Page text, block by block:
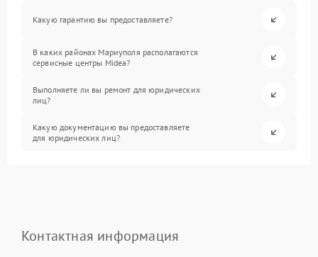
Какую гарантию вы предоставляете?
В каких районах Мариуполя располагаются
сервисные центры Midea?
Выполняете ли вы ремонт для юридических
лиц?
Какую документацию вы предоставляете
для юридических лиц?
Контактная информация